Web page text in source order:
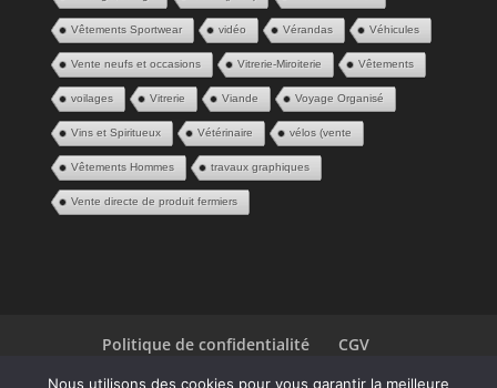
Vêtements Sportwear vidéo Vérandas Véhicules
Vente neufs et occasions Vitrerie-Miroiterie Vêtements
voilages Vitrerie Viande Voyage Organisé
Vins et Spiritueux Vétérinaire vélos (vente
Vêtements Hommes travaux graphiques
Vente directe de produit fermiers
Politique de confidentialité
CGV
Nous utilisons des cookies pour vous garantir la meilleure